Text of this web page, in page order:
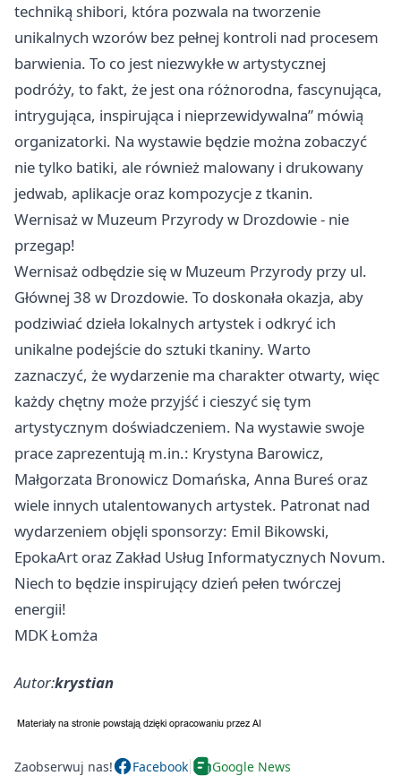
techniką shibori, która pozwala na tworzenie
unikalnych wzorów bez pełnej kontroli nad procesem
barwienia. To co jest niezwykłe w artystycznej
podróży, to fakt, że jest ona różnorodna, fascynująca,
intrygująca, inspirująca i nieprzewidywalna” mówią
organizatorki. Na wystawie będzie można zobaczyć
nie tylko batiki, ale również malowany i drukowany
jedwab, aplikacje oraz kompozycje z tkanin.
Wernisaż w Muzeum Przyrody w Drozdowie - nie
przegap!
Wernisaż odbędzie się w Muzeum Przyrody przy ul.
Głównej 38 w Drozdowie. To doskonała okazja, aby
podziwiać dzieła lokalnych artystek i odkryć ich
unikalne podejście do sztuki tkaniny. Warto
zaznaczyć, że wydarzenie ma charakter otwarty, więc
każdy chętny może przyjść i cieszyć się tym
artystycznym doświadczeniem. Na wystawie swoje
prace zaprezentują m.in.: Krystyna Barowicz,
Małgorzata Bronowicz Domańska, Anna Bureś oraz
wiele innych utalentowanych artystek. Patronat nad
wydarzeniem objęli sponsorzy: Emil Bikowski,
EpokaArt oraz Zakład Usług Informatycznych Novum.
Niech to będzie inspirujący dzień pełen twórczej
energii!
MDK Łomża
Autor:krystian
Zaobserwuj nas! Facebook Google News